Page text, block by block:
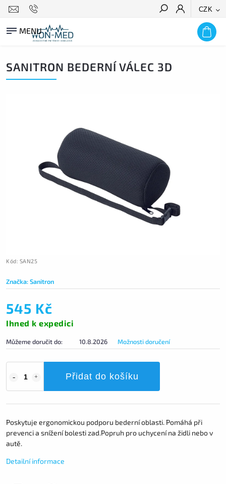
CZK
HLEDAT
SANITRON BEDERNÍ VÁLEC 3D
Kód: SAN25
Značka:Sanitron
545 Kč
Ihned k expedici
Můžeme doručit do: 10.8.2026 Možnosti doručení
Přidat do košíku
Poskytuje ergonomickou podporu bederní oblasti. Pomáhá při
prevenci a snížení bolesti zad.Popruh pro uchycení na židli nebo v
autě.
Detailní informace